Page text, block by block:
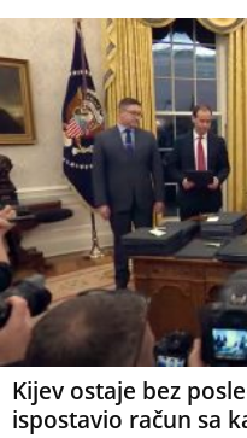
Kijev ostaje bez
ispostavio račun sa